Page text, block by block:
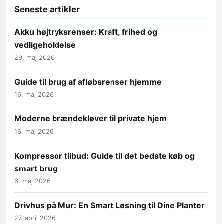
Seneste artikler
Akku højtryksrenser: Kraft, frihed og
vedligeholdelse
29. maj 2026
Guide til brug af afløbsrenser hjemme
16. maj 2026
Moderne brændekløver til private hjem
16. maj 2026
Kompressor tilbud: Guide til det bedste køb og
smart brug
6. maj 2026
Drivhus på Mur: En Smart Løsning til Dine Planter
27. april 2026